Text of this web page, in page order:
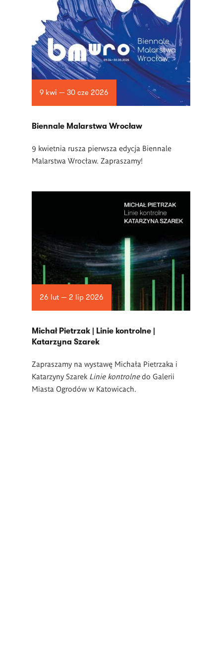
9 kwi — 30 cze 2026
Biennale Malarstwa Wrocław
9 kwietnia rusza pierwsza edycja Biennale
Malarstwa Wrocław. Zapraszamy!
26 lut — 2 lip 2026
Michał Pietrzak | Linie kontrolne |
Katarzyna Szarek
Zapraszamy na wystawę Michała Pietrzaka i
Katarzyny Szarek Linie kontrolnedo Galerii
Miasta Ogrodów w Katowicach.